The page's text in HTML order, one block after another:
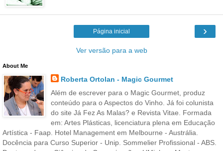
›
Página inicial
Ver versão para a web
About Me
Roberta Ortolan - Magic Gourmet
Além de escrever para o Magic Gourmet, produz
conteúdo para o Aspectos do Vinho. Já foi colunista
do site Já Fez As Malas? e Revista Vitae. Formada
em: Artes Plásticas, licenciatura plena em Educação
Artística - Faap. Hotel Management em Melbourne - Austrália.
Docência para Curso Superior - Unip. Sommelier Profissional - ABS.